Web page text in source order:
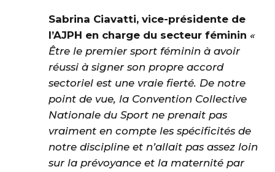
Sabrina Ciavatti, vice-présidente de
l’AJPH en charge du secteur féminin «
Être le premier sport féminin à avoir
réussi à signer son propre accord
sectoriel est une vraie fierté. De notre
point de vue, la Convention Collective
Nationale du Sport ne prenait pas
vraiment en compte les spécificités de
notre discipline et n’allait pas assez loin
sur la prévoyance et la maternité par